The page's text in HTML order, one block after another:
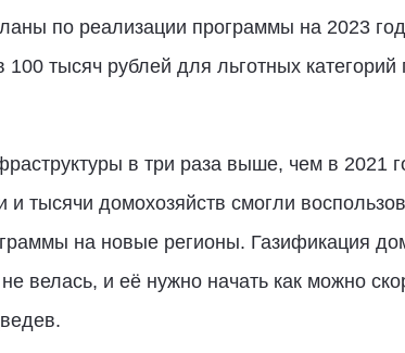
по реализации программы на 2023
тысяч рублей для льготных
в три раза выше, чем в 2021
тысячи домохозяйств смогли
на новые регионы. Газификация
велась, и её нужно начать как можно